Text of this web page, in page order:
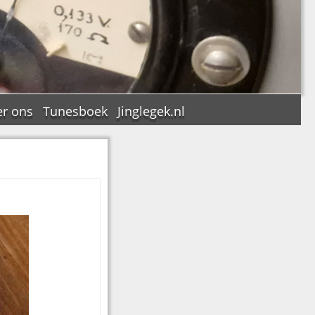
ons Tunesboek Jinglegek.nl